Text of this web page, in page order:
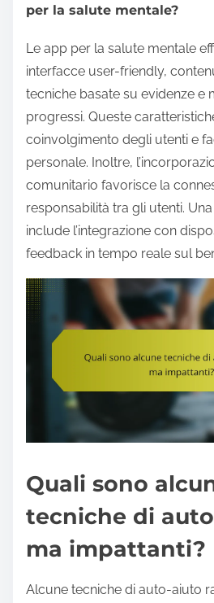
per la salute mentale?
Le app per la salute mentale
interfacce user-friendly,
tecniche basate su evidenze e
progressi. Queste
coinvolgimento degli utenti e
personale. Inoltre,
comunitario favorisce la
responsabilità tra gli utenti.
include l’integrazione con
feedback in tempo reale sul
Quali sono
tecniche di
ma impattanti?
Alcune tecniche di auto-aiuto